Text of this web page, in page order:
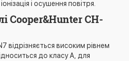
і осушення повітря.
Cooper&Hunter CH-
відрізняється високим рівнем
до класу А, для